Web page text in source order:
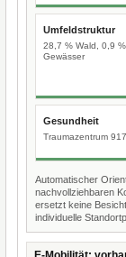
Umfeldstruktur
28,7 % Wald, 0,9 %
Gewässer
Gesundheit
Traumazentrum
Automatischer
nachvollziehbaren
ersetzt keine
individuelle